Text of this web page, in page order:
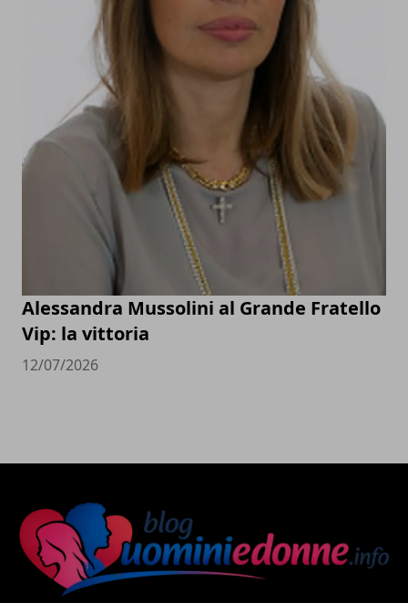
Alessandra Mussolini al Grande Fratello
Vip: la vittoria
12/07/2026